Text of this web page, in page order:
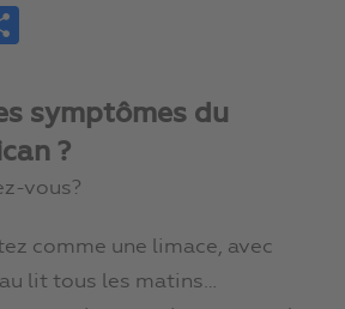
symptômes du
?
vous?
comme une limace, avec
lit tous les matins…